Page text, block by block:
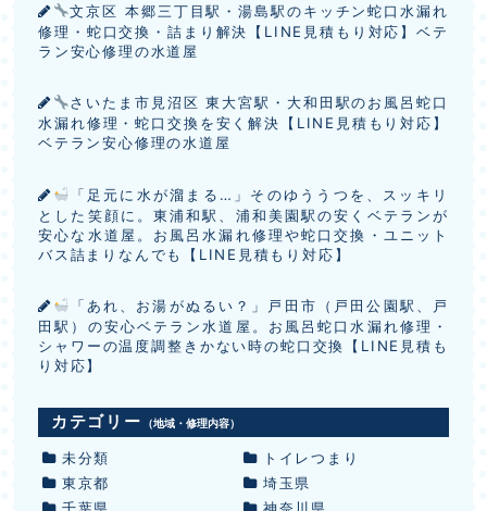
文京区 本郷三丁目駅・湯島駅のキッチン蛇口水漏れ
修理・蛇口交換・詰まり解決【LINE見積もり対応】ベテ
ラン安心修理の水道屋
さいたま市見沼区 東大宮駅・大和田駅のお風呂蛇口
水漏れ修理・蛇口交換を安く解決【LINE見積もり対応】
ベテラン安心修理の水道屋
「足元に水が溜まる…」そのゆううつを、スッキリ
とした笑顔に。東浦和駅、浦和美園駅の安くベテランが
安心な水道屋。お風呂水漏れ修理や蛇口交換・ユニット
バス詰まりなんでも【LINE見積もり対応】
「あれ、お湯がぬるい？」戸田市（戸田公園駅、戸
田駅）の安心ベテラン水道屋。お風呂蛇口水漏れ修理・
シャワーの温度調整きかない時の蛇口交換【LINE見積も
り対応】
カテゴリー （地域・修理内容）
未分類
トイレつまり
東京都
埼玉県
千葉県
神奈川県